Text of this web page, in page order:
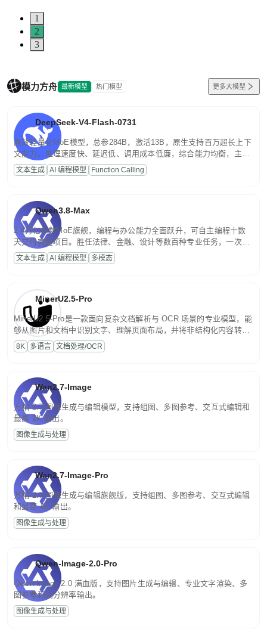
1
2
3
模力方舟 最新模型 热门模型 更多大模型
DeepSeek-V4-Flash-0731
高效轻量化MoE模型，总参284B，激活13B，原生支持百万超长上下
文能力。推理速度快、延迟低、调用成本低廉，综合能力均衡，主打
高并发、轻量化任务，适合日常对话、内容创作、基础 RAG、批量
文案处理等普惠刚需场景。
文本生成 AI 编程模型 Function Calling
Qwen3.8-Max
2.4万亿参数MoE旗舰，编程与办公能力全面跃升，可自主编程十数
天交付完整项目。胜任法律、金融、设计等数百种专业任务，一次对
话端到端交付生产级成果。原生视觉理解贯穿规划、执行与验证全流
程，支持超长文档与长视频的深度语义解析。长程任务中自主规划与
文本生成 AI 编程模型 多模态
MinerU2.5-Pro
MinerU2.5-Pro是一款面向复杂文档解析与 OCR 场景的专业模型，能
够从图片和文档中识别文字、理解页面布局，并将非结构化内容转换
为便于存储、检索和二次处理的结构化结果。
8K 多语言 文档处理/OCR
Wan2.7-Image
万相 2.7 图像生成与编辑模型，支持组图、多图参考、交互式编辑和
最高 2K 输出。
图像生成与处理
Wan2.7-Image-Pro
万相 2.7 图像生成与编辑旗舰版，支持组图、多图参考、交互式编辑
和最高 4K 输出。
图像生成与处理
Qwen-Image-2.0-Pro
Qwen-Image-2.0 满血版，支持图片生成与编辑、专业文字渲染、多
图参考和高分辨率输出。
图像生成与处理